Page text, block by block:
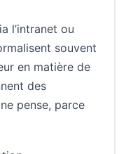
l’intranet ou
souvent
en matière de
des
pense, parce